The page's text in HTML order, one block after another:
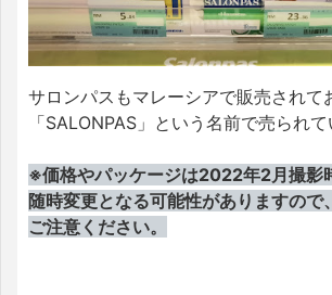
サロンパスもマレーシアで販売されて
「SALONPAS」という名前で売られて
※価格やパッケージは2022年2月撮影
随時変更となる可能性がありますので
ご注意ください。